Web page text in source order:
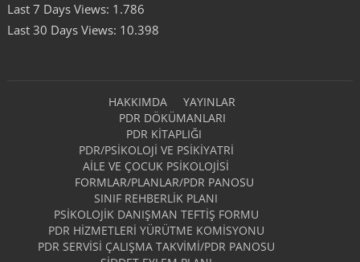
Last 7 Days Views: 1.786
Last 30 Days Views: 10.398
HAKKIMDA
YAYINLAR
PDR DÖKÜMANLARI
PDR KITAPLIĞI
PDR/PSIKOLOJI VE PSIKIYATRI
AILE VE ÇOCUK PSIKOLOJISI
FORMLAR/PLANLAR/PDR PANOSU
SINIF REHBERLIK PLANI
PSIKOLOJIK DANIŞMAN TEFTIŞ FORMU
PDR HIZMETLERI YÜRÜTME KOMISYONU
PDR SERVISI ÇALIŞMA TAKVIMI/PDR PANOSU